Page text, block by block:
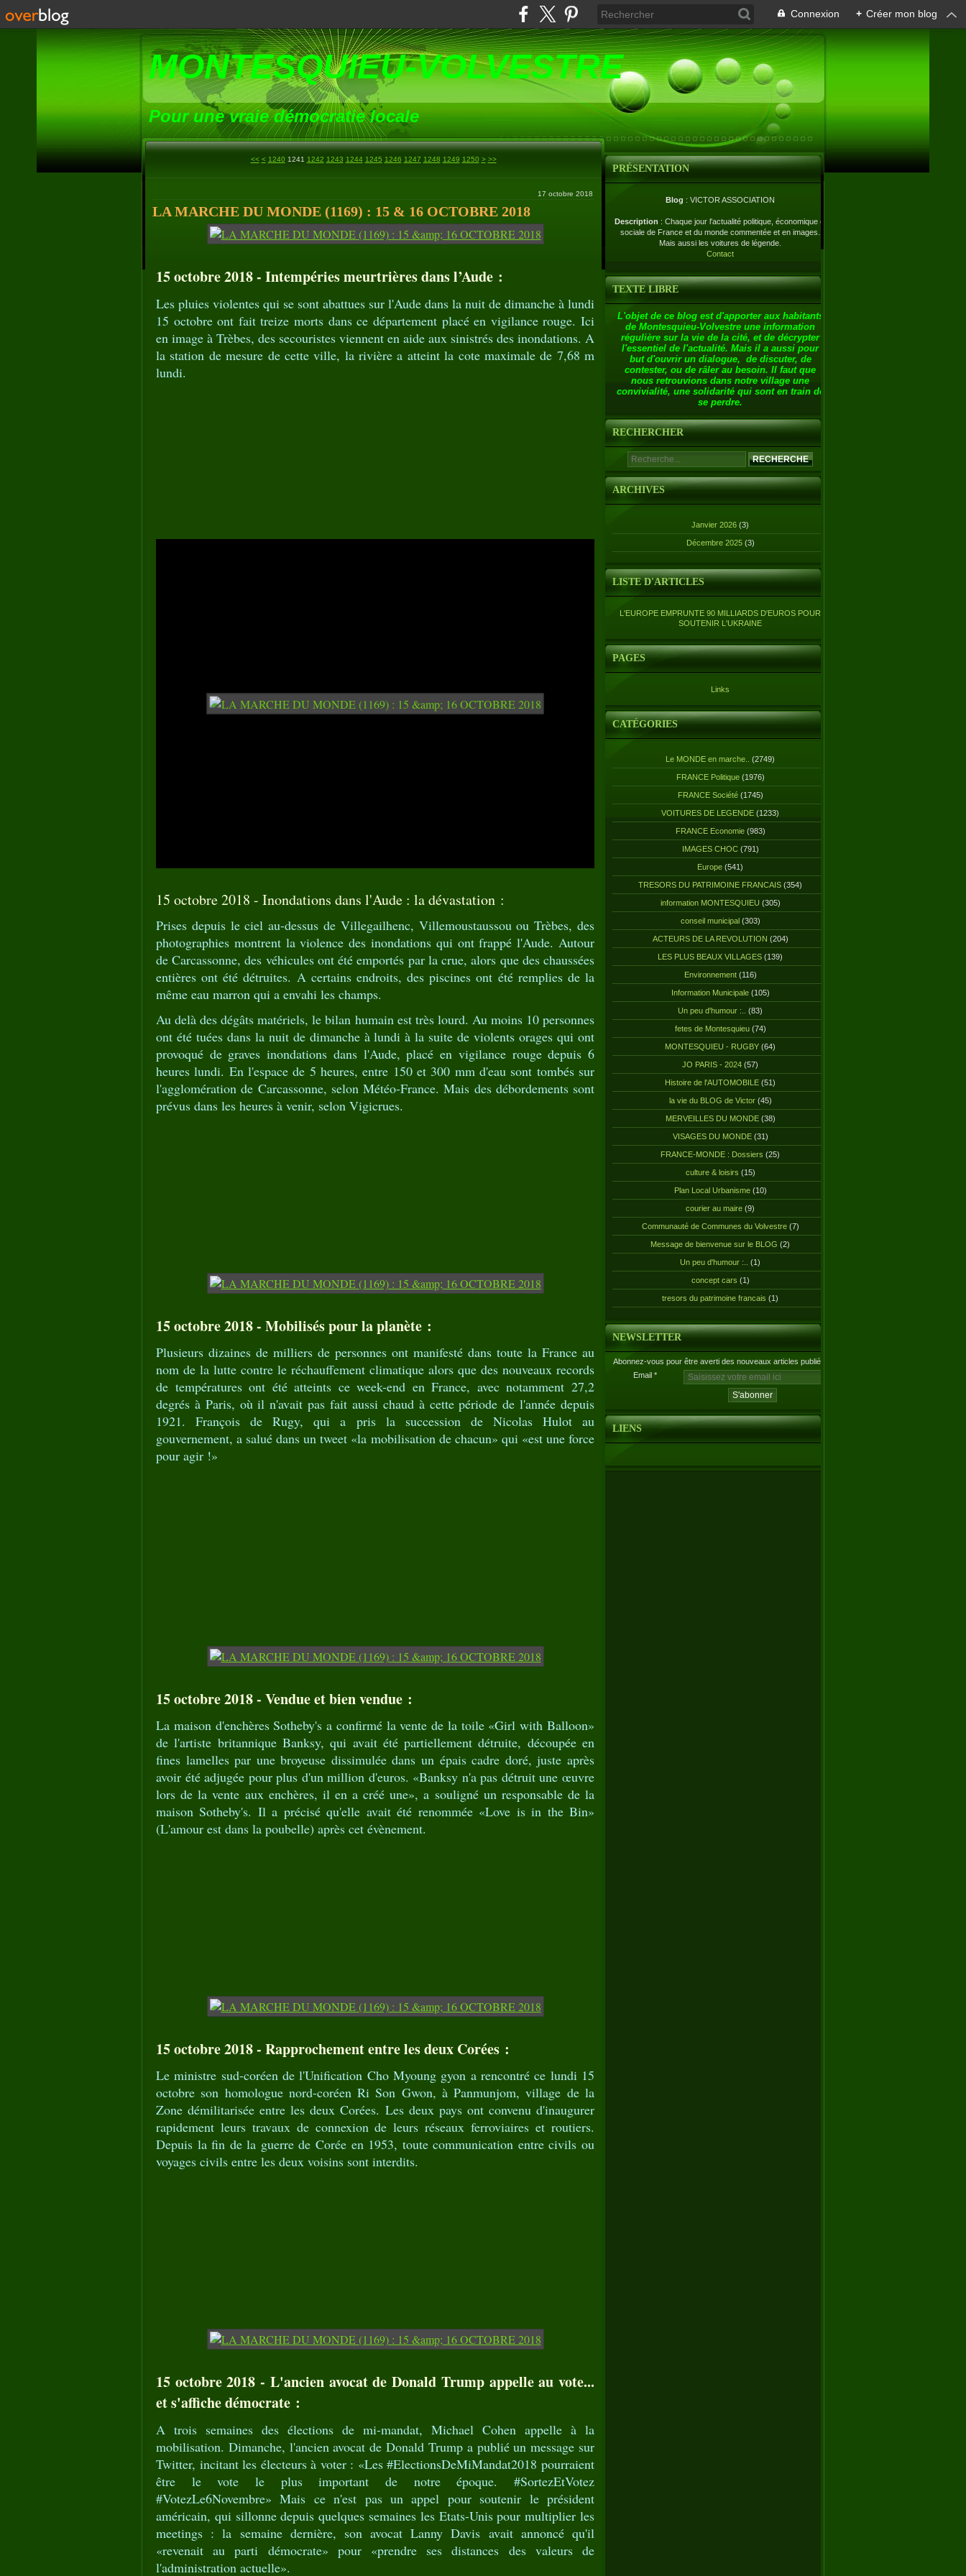
Connexion + Créer mon blog
MONTESQUIEU-VOLVESTRE
Pour une vraie démocratie locale
<< < 1200
1210
1220
1230
1240 1241 1242 1243 1244 1245 1246 1247 1248 1249 1250 1260
1270
1280
1290
1300
1400
1500
1600
1700
1800
1900
2000
2100
2200
2300
2400
2500
2600
2700
> >>
17 octobre 2018
LA MARCHE DU MONDE (1169) : 15 & 16 OCTOBRE 2018
15 octobre 2018 - Intempéries meurtrières dans l’Aude :
Les pluies violentes qui se sont abattues sur l'Aude dans la nuit de dimanche à lundi
15 octobre ont fait treize morts dans ce département placé en vigilance rouge. Ici
en image à Trèbes, des secouristes viennent en aide aux sinistrés des inondations. A
la station de mesure de cette ville, la rivière a atteint la cote maximale de 7,68 m
lundi.
15 octobre 2018 - Inondations dans l'Aude : la dévastation :
Prises depuis le ciel au-dessus de Villegailhenc, Villemoustaussou ou Trèbes, des
photographies montrent la violence des inondations qui ont frappé l'Aude. Autour
de Carcassonne, des véhicules ont été emportés par la crue, alors que des chaussées
entières ont été détruites. A certains endroits, des piscines ont été remplies de la
même eau marron qui a envahi les champs.
Au delà des dégâts matériels, le bilan humain est très lourd. Au moins 10 personnes
ont été tuées dans la nuit de dimanche à lundi à la suite de violents orages qui ont
provoqué de graves inondations dans l'Aude, placé en vigilance rouge depuis 6
heures lundi. En l'espace de 5 heures, entre 150 et 300 mm d'eau sont tombés sur
l'agglomération de Carcassonne, selon Météo-France. Mais des débordements sont
prévus dans les heures à venir, selon Vigicrues.
15 octobre 2018 - Mobilisés pour la planète :
Plusieurs dizaines de milliers de personnes ont manifesté dans toute la France au
nom de la lutte contre le réchauffement climatique alors que des nouveaux records
de températures ont été atteints ce week-end en France, avec notamment 27,2
degrés à Paris, où il n'avait pas fait aussi chaud à cette période de l'année depuis
1921. François de Rugy, qui a pris la succession de Nicolas Hulot au
gouvernement, a salué dans un tweet «la mobilisation de chacun» qui «est une force
pour agir !»
15 octobre 2018 - Vendue et bien vendue :
La maison d'enchères Sotheby's a confirmé la vente de la toile «Girl with Balloon»
de l'artiste britannique Banksy, qui avait été partiellement détruite, découpée en
fines lamelles par une broyeuse dissimulée dans un épais cadre doré, juste après
avoir été adjugée pour plus d'un million d'euros. «Banksy n'a pas détruit une œuvre
lors de la vente aux enchères, il en a créé une», a souligné un responsable de la
maison Sotheby's. Il a précisé qu'elle avait été renommée «Love is in the Bin»
(L'amour est dans la poubelle) après cet évènement.
15 octobre 2018 - Rapprochement entre les deux Corées :
Le ministre sud-coréen de l'Unification Cho Myoung gyon a rencontré ce lundi 15
octobre son homologue nord-coréen Ri Son Gwon, à Panmunjom, village de la
Zone démilitarisée entre les deux Corées. Les deux pays ont convenu d'inaugurer
rapidement leurs travaux de connexion de leurs réseaux ferroviaires et routiers.
Depuis la fin de la guerre de Corée en 1953, toute communication entre civils ou
voyages civils entre les deux voisins sont interdits.
15 octobre 2018 - L'ancien avocat de Donald Trump appelle au vote...
et s'affiche démocrate :
A trois semaines des élections de mi-mandat, Michael Cohen appelle à la
mobilisation. Dimanche, l'ancien avocat de Donald Trump a publié un message sur
Twitter, incitant les électeurs à voter : «Les #ElectionsDeMiMandat2018 pourraient
être le vote le plus important de notre époque. #SortezEtVotez
#VotezLe6Novembre» Mais ce n'est pas un appel pour soutenir le président
américain, qui sillonne depuis quelques semaines les Etats-Unis pour multiplier les
meetings : la semaine dernière, son avocat Lanny Davis avait annoncé qu'il
«revenait au parti démocrate» pour «prendre ses distances des valeurs de
l'administration actuelle».
PRÉSENTATION
Blog : VICTOR ASSOCIATION
Description : Chaque jour l'actualité politique, économique et
sociale de France et du monde commentée et en images.
Mais aussi les voitures de légende.
Contact
TEXTE LIBRE
L'objet de ce blog est d'apporter aux habitants
de Montesquieu-Volvestre une information
régulière sur la vie de la cité, et de décrypter
l'essentiel de l'actualité. Mais il a aussi pour
but d'ouvrir un dialogue, de discuter, de
contester, ou de râler au besoin. Il faut que
nous retrouvions dans notre village une
convivialité, une solidarité qui sont en train de
se perdre.
RECHERCHER
ARCHIVES
Janvier 2026 (3)
Décembre 2025 (3)
LISTE D'ARTICLES
L'EUROPE EMPRUNTE 90 MILLIARDS D'EUROS POUR
SOUTENIR L'UKRAINE
PAGES
Links
CATÉGORIES
Le MONDE en marche.. (2749)
FRANCE Politique(1976)
FRANCE Société(1745)
VOITURES DE LEGENDE (1233)
FRANCE Economie(983)
IMAGES CHOC(791)
Europe (541)
TRESORS DU PATRIMOINE FRANCAIS (354)
information MONTESQUIEU (305)
conseil municipal(303)
ACTEURS DE LA REVOLUTION (204)
LES PLUS BEAUX VILLAGES (139)
Environnement(116)
Information Municipale(105)
Un peu d'humour :.. (83)
fetes de Montesquieu(74)
MONTESQUIEU - RUGBY (64)
JO PARIS - 2024 (57)
Histoire de l'AUTOMOBILE (51)
la vie du BLOG de Victor(45)
MERVEILLES DU MONDE(38)
VISAGES DU MONDE(31)
FRANCE-MONDE : Dossiers (25)
culture & loisirs (15)
Plan Local Urbanisme(10)
courier au maire (9)
Communauté de Communes du Volvestre(7)
Message de bienvenue sur le BLOG (2)
Un peu d'humour :.. (1)
concept cars (1)
tresors du patrimoine francais (1)
NEWSLETTER
Abonnez-vous pour être averti des nouveaux articles publiés.
Email
LIENS